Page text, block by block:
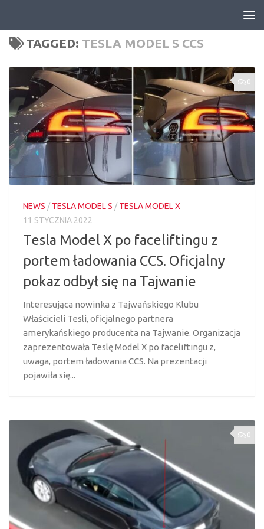
TAGGED: TESLA MODEL S CCS
0
NEWS /TESLA MODEL S /TESLA MODEL X
11 STYCZNIA 2022
Tesla Model X po faceliftingu z
portem ładowania CCS. Oficjalny
pokaz odbył się na Tajwanie
Interesująca nowinka z Tajwańskiego Klubu
Właścicieli Tesli, oficjalnego partnera
amerykańskiego producenta na Tajwanie. Organizacja
zaprezentowała Teslę Model X po faceliftingu z,
uwaga, portem ładowania CCS. Na prezentacji
pojawiła się...
0